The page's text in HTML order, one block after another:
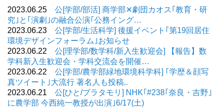
2023.06.25 公[学部/部活] 商学部✕劇団カオス｢教育・研
究｣と｢演劇｣の融合公演｢公務イング…
2023.06.23 公[学部/生活科学] 後援イベント｢第19回居住
環境デザインフォーラム｣お知らせ
2023.06.22 公[理学部/数学科/新入生歓迎会] 【報告】数
学科新入生歓迎会・学科交流会を開催…
2023.06.22 公[学部/農学部緑地環境科学科] ｢学歴＆顔写
真ツイート｣大流行 著名人も投稿..
2023.06.21 公[ひと/ブラタモリ] NHK｢#238｢奈良・吉野｣
に農学部 今西純一教授が出演｣6/17(土)